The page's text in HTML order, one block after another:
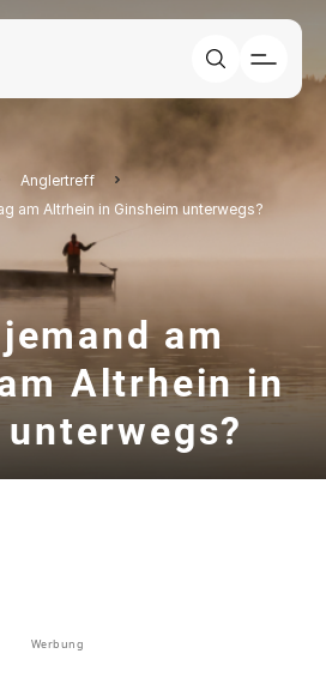
Anglertreff
am Altrhein in Ginsheim unterwegs?
am
Altrhein in
Werbung